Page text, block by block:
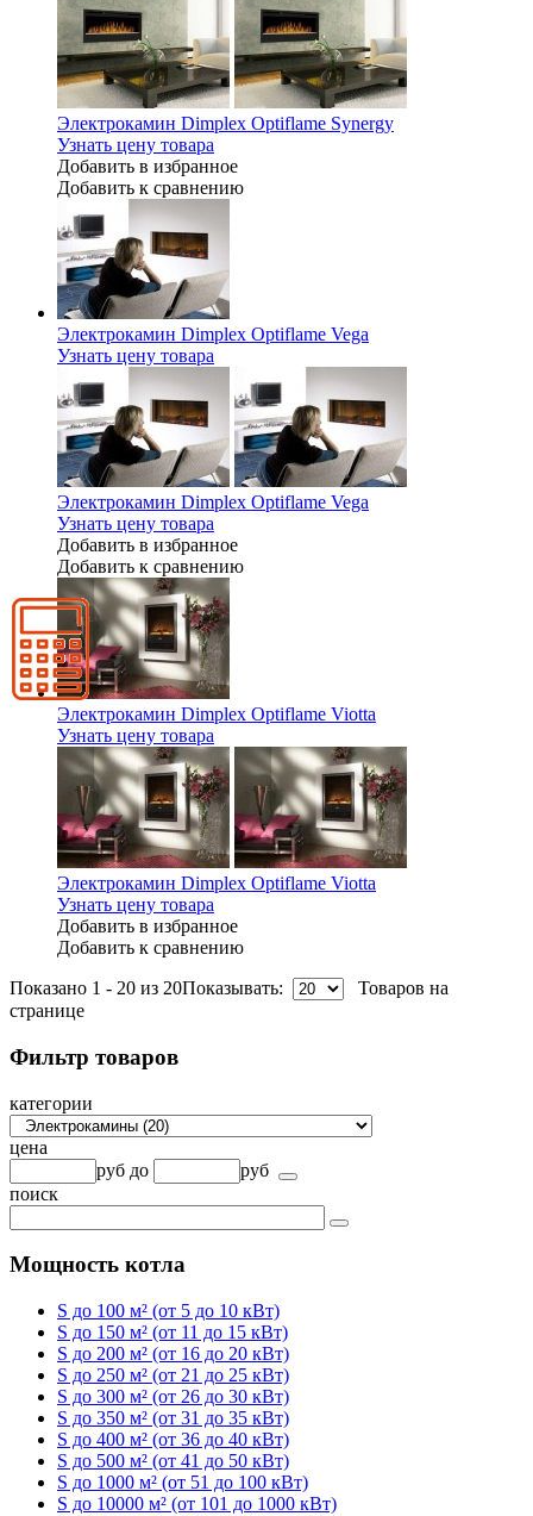
Электрокамин Dimplex Optiflame Synergy
Узнать цену товара
Добавить в избранное
Добавить к сравнению
Электрокамин Dimplex Optiflame Vega
Узнать цену товара
Электрокамин Dimplex Optiflame Vega
Узнать цену товара
Добавить в избранное
Добавить к сравнению
Электрокамин Dimplex Optiflame Viotta
Узнать цену товара
Электрокамин Dimplex Optiflame Viotta
Узнать цену товара
Добавить в избранное
Добавить к сравнению
Показано 1 - 20 из 20Показывать:
Товаров на
странице
Фильтр товаров
категории
цена
руб до
руб
поиск
Мощность котла
S до 100 м² (от 5 до 10 кВт)
S до 150 м² (от 11 до 15 кВт)
S до 200 м² (от 16 до 20 кВт)
S до 250 м² (от 21 до 25 кВт)
S до 300 м² (от 26 до 30 кВт)
S до 350 м² (от 31 до 35 кВт)
S до 400 м² (от 36 до 40 кВт)
S до 500 м² (от 41 до 50 кВт)
S до 1000 м² (от 51 до 100 кВт)
S до 10000 м² (от 101 до 1000 кВт)